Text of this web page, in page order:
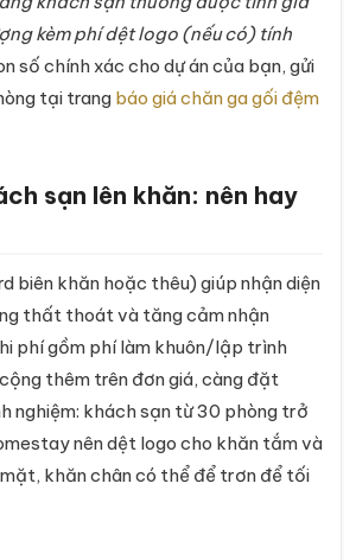
kèm phí dệt logo (nếu có) tính
số chính xác cho dự án của bạn, gửi
tại trang báo giá chăn ga gối đệm
sạn lên khăn: nên hay
biên khăn hoặc thêu) giúp nhận diện
thất thoát và tăng cảm nhận
phí gồm phí làm khuôn/lập trình
thêm trên đơn giá, càng đặt
nghiệm: khách sạn từ 30 phòng trở
nên dệt logo cho khăn tắm và
khăn chân có thể để trơn để tối